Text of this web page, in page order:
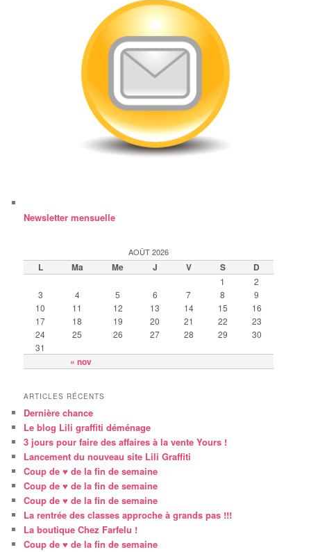
Newsletter mensuelle
AOÛT 2026
L Ma Me J V S D
« nov
1
2
3
4 5 6 7 8
9
10
11 12 13 14 15
16
17
18 19 20 21 22
23
24
25 26 27 28 29
30
31
ARTICLES RÉCENTS
Dernière chance
Le blog Lili graffiti déménage
3 jours pour faire des affaires à la vente Yours !
Lancement du nouveau site Lili Graffiti
Coup de ♥ de la fin de semaine
Coup de ♥ de la fin de semaine
Coup de ♥ de la fin de semaine
La rentrée des classes approche à grands pas !!!
La boutique Chez Farfelu !
Coup de ♥ de la fin de semaine